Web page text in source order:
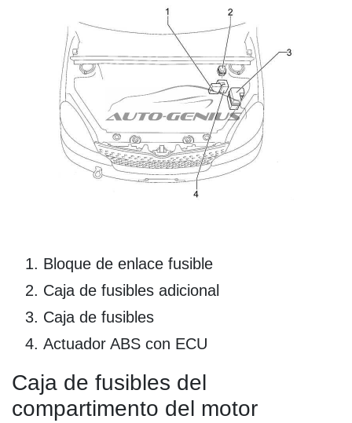
Bloque de enlace fusible
Caja de fusibles adicional
Caja de fusibles
Actuador ABS con ECU
Caja de fusibles del
compartimento del motor